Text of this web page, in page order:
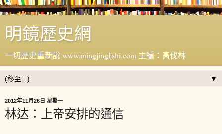
明鏡歷史網
一切歷史重新說 www.mingjinglishi.com 主編：高伐林
▼
2012年11月26日 星期一
林达：上帝安排的通信